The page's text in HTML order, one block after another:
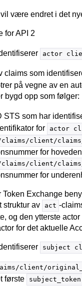
være endret i det
for API 2
actor
claims som
på vegne av en
bygd opp som følger:
STS som har
for
actor
client/
for
client/
for
Token Exchange
struktur av
act -
og den ytterste
for det aktuelle
subject
client/
første
subject_token